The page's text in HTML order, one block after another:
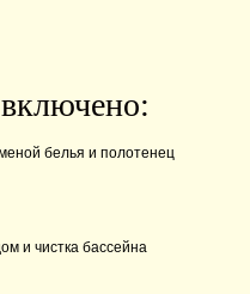
белья и полотенец
и чистка бассейна